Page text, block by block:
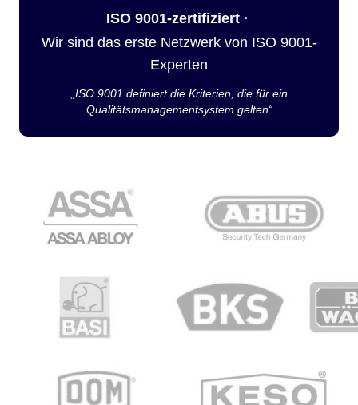
ISO 9001-zertifiziert ·
Wir sind das erste Netzwerk von ISO 9001-
Experten
„ISO 9001 definiert die Kriterien, die für ein
Qualitätsmanagementsystem gelten“